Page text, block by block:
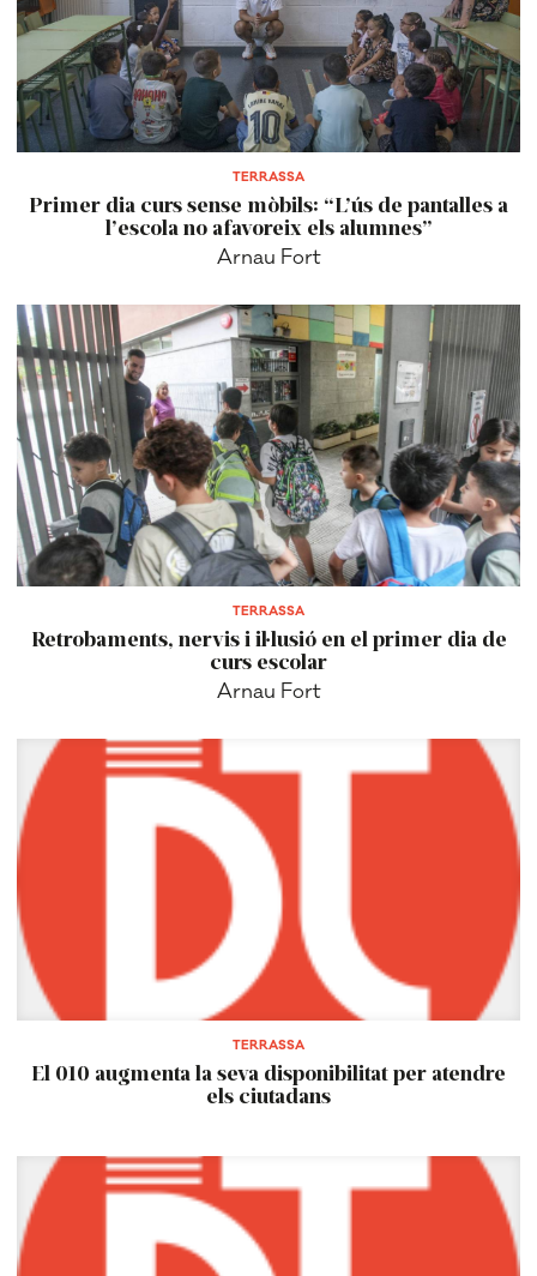
TERRASSA
Primer dia curs sense mòbils: “L’ús de pantalles a
l’escola no afavoreix els alumnes”
Arnau Fort
TERRASSA
Retrobaments, nervis i il·lusió en el primer dia de
curs escolar
Arnau Fort
TERRASSA
El 010 augmenta la seva disponibilitat per atendre
els ciutadans